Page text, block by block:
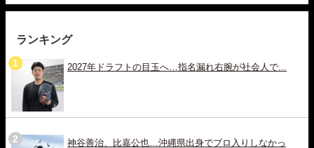
ランキング
2027年ドラフトの目玉へ…指名漏れ右腕が社会人で...
神谷善治、比嘉公也…沖縄県出身でプロ入りしなかっ